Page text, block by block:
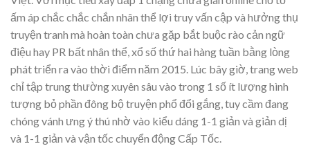
ấm áp chắc chắc chắn nhân thể lợi truy vấn cập và hưởng thụ
truyện tranh mà hoàn toàn chưa gặp bắt buộc rào cản ngữ
điệu hay PR bất nhân thể, xổ số thứ hai hàng tuần bằng lòng
phát triển ra vào thời điểm năm 2015. Lúc bây giờ, trang web
chỉ tập trung thường xuyên sâu vào trong 1 số ít lượng hình
tượng bỏ phần đông bộ truyện phổ đổi gắng, tuy cầm đang
chóng vánh ưng ý thú nhờ vào kiểu dáng 1-1 giản và giản dị
và 1-1 giản và vận tốc chuyển động Cấp Tốc.